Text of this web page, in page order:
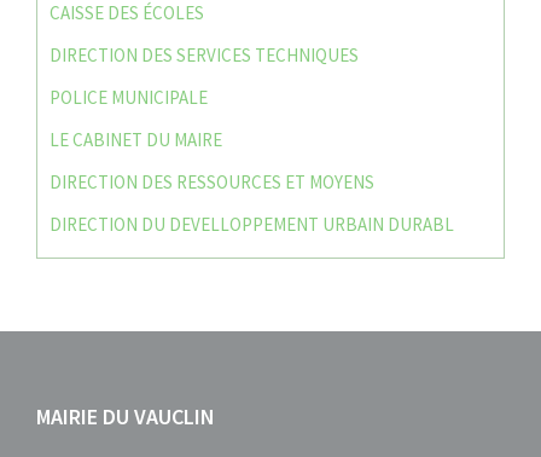
CAISSE DES ÉCOLES
DIRECTION DES SERVICES TECHNIQUES
POLICE MUNICIPALE
LE CABINET DU MAIRE
DIRECTION DES RESSOURCES ET MOYENS
DIRECTION DU DEVELLOPPEMENT URBAIN DURABL
MAIRIE DU VAUCLIN